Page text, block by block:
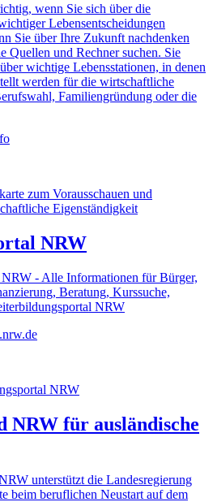
wenn Sie sich über die
Lebensentscheidungen
Sie über Ihre Zukunft nachdenken
Quellen und Rechner suchen. Sie
wichtige Lebensstationen, in denen
werden für die wirtschaftliche
Familiengründung oder die
NRW
- Alle Informationen für Bürger,
Beratung, Kurssuche,
NRW
NRW für ausländische
unterstützt die Landesregierung
beim beruflichen Neustart auf dem